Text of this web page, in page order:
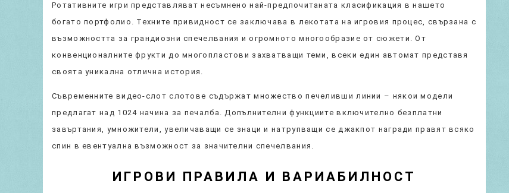
Ротативните игри представляват несъмнено най-предпочитаната класификация в нашето
богато портфолио. Техните привидност се заключава в лекотата на игровия процес, свързана с
възможността за грандиозни спечелвания и огромното многообразие от сюжети. От
конвенционалните фрукти до многопластови захватващи теми, всеки един автомат представя
своята уникална отлична история.
Съвременните видео-слот слотове съдържат множество печеливши линии – някои модели
предлагат над 1024 начина за печалба. Допълнителни функциите включително безплатни
завъртания, умножители, увеличаващи се знаци и натрупващи се джакпот награди правят всяко
спин в евентуална възможност за значителни спечелвания.
ИГРОВИ ПРАВИЛА И ВАРИАБИЛНОСТ